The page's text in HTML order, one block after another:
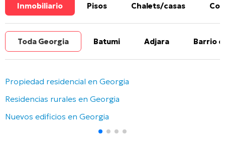
Inmobiliario Pisos Chalets/casas
Toda Georgia Batumi Adjara Barrio
Propiedad residencial en Georgia
Residencias rurales en Georgia
Nuevos edificios en Georgia